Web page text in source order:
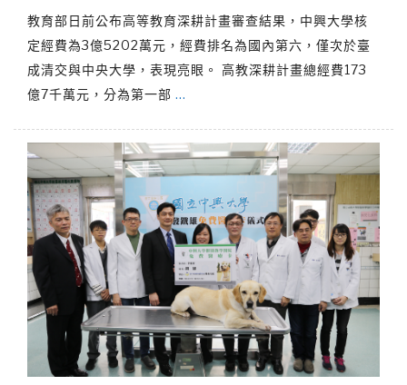
教育部日前公布高等教育深耕計畫審查結果，中興大學核
定經費為3億5202萬元，經費排名為國內第六，僅次於臺
成清交與中央大學，表現亮眼。 高教深耕計畫總經費173
億7千萬元，分為第一部 …